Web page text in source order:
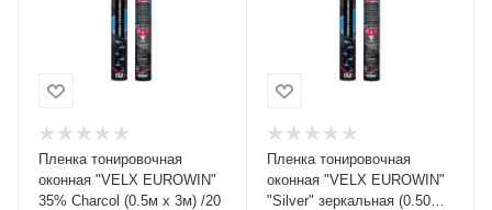
Пленка тонировочная
оконная "VELX EUROWIN"
35% Сharcol (0.5м х 3м) /20
Пленка тонировочная
оконная "VELX EUROWIN"
"Silver" зеркальная (0.50м х